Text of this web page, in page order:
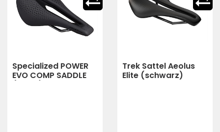
Specialized POWER
EVO COMP SADDLE
Trek Sattel Aeolus
Elite (schwarz)